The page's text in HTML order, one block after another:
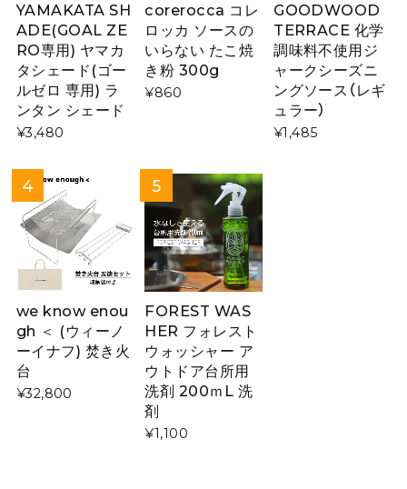
YAMAKATA SH
ADE(GOAL ZE
RO専用) ヤマカ
タシェード(ゴー
ルゼロ 専用) ラ
ンタン シェード
¥3,480
corerocca コレ
ロッカ ソースの
いらない たこ焼
き粉 300g
¥860
GOODWOOD
TERRACE 化学
調味料不使用ジ
ャークシーズニ
ングソース（レギ
ュラー）
¥1,485
we know enou
gh ＜ (ウィーノ
ーイナフ) 焚き火
台
¥32,800
FOREST WAS
HER フォレスト
ウォッシャー ア
ウトドア台所用
洗剤 200ｍL 洗
剤
¥1,100